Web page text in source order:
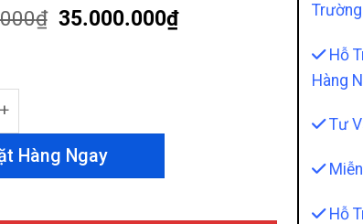
₫ 35.000.000₫
Porsche Panamera GTS Chính Hãng Teckwrap
Hàng Ngay
Trường
Hỗ
Hàng
Tư
Hỗ